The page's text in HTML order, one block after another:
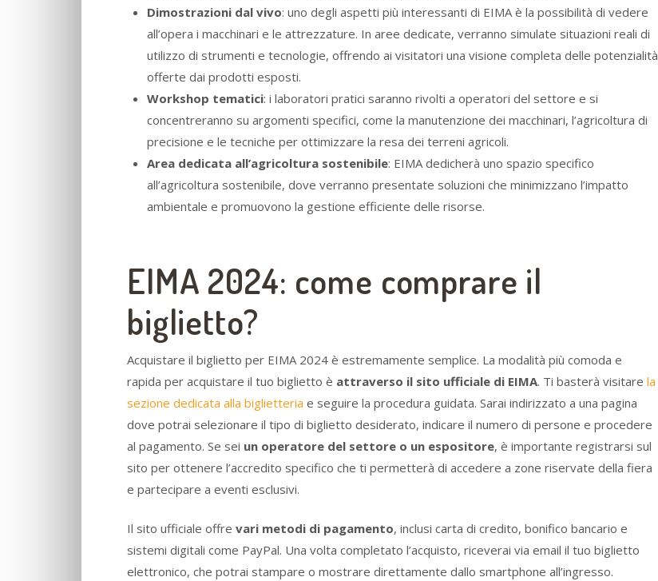
Dimostrazioni dal vivo: uno degli aspetti più interessanti di EIMA è la possibilità di vedere
all’opera i macchinari e le attrezzature. In aree dedicate, verranno simulate situazioni reali di
utilizzo di strumenti e tecnologie, offrendo ai visitatori una visione completa delle potenzialità
offerte dai prodotti esposti.
Workshop tematici: i laboratori pratici saranno rivolti a operatori del settore e si
concentreranno su argomenti specifici, come la manutenzione dei macchinari, l’agricoltura di
precisione e le tecniche per ottimizzare la resa dei terreni agricoli.
Area dedicata all’agricoltura sostenibile: EIMA dedicherà uno spazio specifico
all’agricoltura sostenibile, dove verranno presentate soluzioni che minimizzano l’impatto
ambientale e promuovono la gestione efficiente delle risorse.
EIMA 2024: come comprare il
biglietto?
Acquistare il biglietto per EIMA 2024 è estremamente semplice. La modalità più comoda e
rapida per acquistare il tuo biglietto è attraverso il sito ufficiale di EIMA. Ti basterà visitare la
sezione dedicata alla biglietteria e seguire la procedura guidata. Sarai indirizzato a una pagina
dove potrai selezionare il tipo di biglietto desiderato, indicare il numero di persone e procedere
al pagamento. Se sei un operatore del settore o un espositore, è importante registrarsi sul
sito per ottenere l’accredito specifico che ti permetterà di accedere a zone riservate della fiera
e partecipare a eventi esclusivi.
Il sito ufficiale offre vari metodi di pagamento, inclusi carta di credito, bonifico bancario e
sistemi digitali come PayPal. Una volta completato l’acquisto, riceverai via email il tuo biglietto
elettronico, che potrai stampare o mostrare direttamente dallo smartphone all’ingresso.